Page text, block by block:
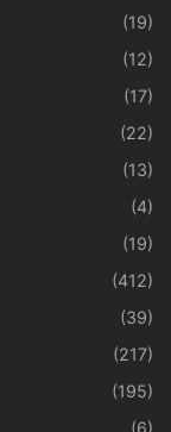
(19)
(12)
(17)
(22)
(13)
(4)
(19)
(412)
(39)
(217)
(195)